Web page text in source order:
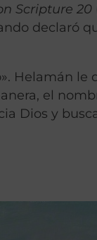
Scripture 20
declaró
Helamán le
el
Dios y